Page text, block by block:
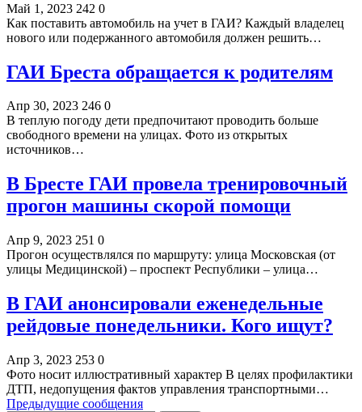
Май 1, 2023 242 0
Как поставить автомобиль на учет в ГАИ? Каждый владелец
нового или подержанного автомобиля должен решить…
ГАИ Бреста обращается к родителям
Апр 30, 2023 246 0
В теплую погоду дети предпочитают проводить больше
свободного времени на улицах. Фото из открытых
источников…
В Бресте ГАИ провела тренировочный
прогон машины скорой помощи
Апр 9, 2023 251 0
Прогон осуществлялся по маршруту: улица Московская (от
улицы Медицинской) – проспект Республики – улица…
В ГАИ анонсировали еженедельные
рейдовые понедельники. Кого ищут?
Апр 3, 2023 253 0
Фото носит иллюстративный характер В целях профилактики
ДТП, недопущения фактов управления транспортными…
Предыдущие сообщения